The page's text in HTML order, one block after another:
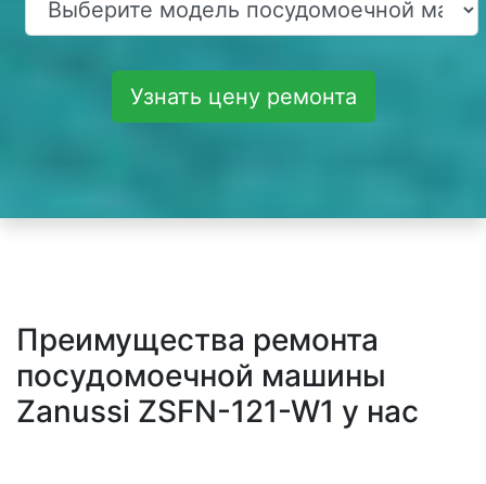
Узнать цену ремонта
Преимущества ремонта
посудомоечной машины
Zanussi ZSFN-121-W1 у нас